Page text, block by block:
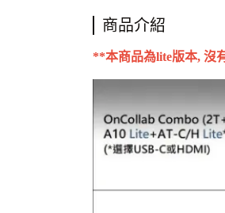
商品介紹
**本商品為lite版本, 沒